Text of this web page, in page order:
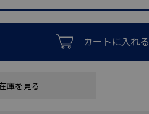
カートに入れる
庫を見る